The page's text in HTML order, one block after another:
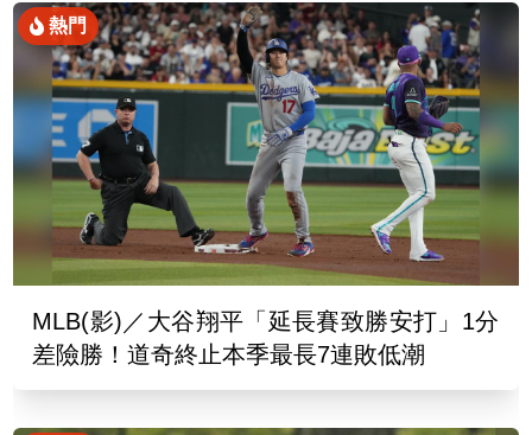
熱門
MLB(影)／大谷翔平「延長賽致勝安打」1分
差險勝！道奇終止本季最長7連敗低潮